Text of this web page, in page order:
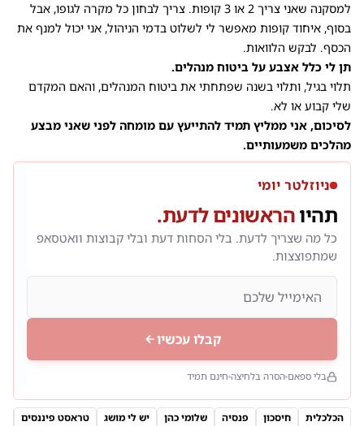
למסקנה שאני צריך 2 או 3 קופות. צריך לבחון כל מקרה לגופו, אבל
בסוף, איחוד קופות מאפשר לי לשלוט בדמי הניהול, אני יכול למנף את
הכסף. לבקש הלוואות.
תן לי כלל אצבע על ביטוח מנהלים.
תלוי בגיל, ותלוי בשנה שפתחתי את ביטוח המנהלים, והאם המקדם
שלי קבוע או לא.
לסיכום, אני ממליץ תמיד להתייעץ עם מומחה לפני שאני מבצע
מהלכים משמעותיים.
ניוזלטר יומי
תהיוהראשונים לדעת.
כל מה שצריך לדעת. בלי הסחות דעת ובלי קבוצות וואטסאפ
שמתפוצצות.
קבלו עכשיו
בלי ספאם הסרה בלחיצה חינם תמיד
הכלכלית חיסכון פנסיה שלומי כהן יש לי מושג טראסט פיננסים